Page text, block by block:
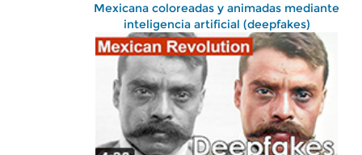
Mexicana coloreadas y animadas mediante
inteligencia artificial (deepfakes)